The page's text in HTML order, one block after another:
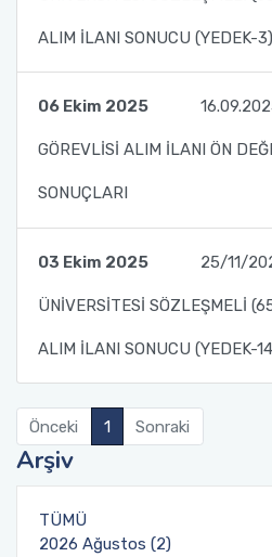
ALIM İLANI SONUCU (YEDEK-3)
06 Ekim 2025
GÖREVLİSİ ALIM İLANI ÖN
SONUÇLARI
03 Ekim 2025 25/11/
ÜNİVERSİTESİ SÖZLEŞMELİ
ALIM İLANI SONUCU (YEDEK-
Önceki 1 Sonraki
Arşiv
TÜMÜ
2026 Ağustos (2)